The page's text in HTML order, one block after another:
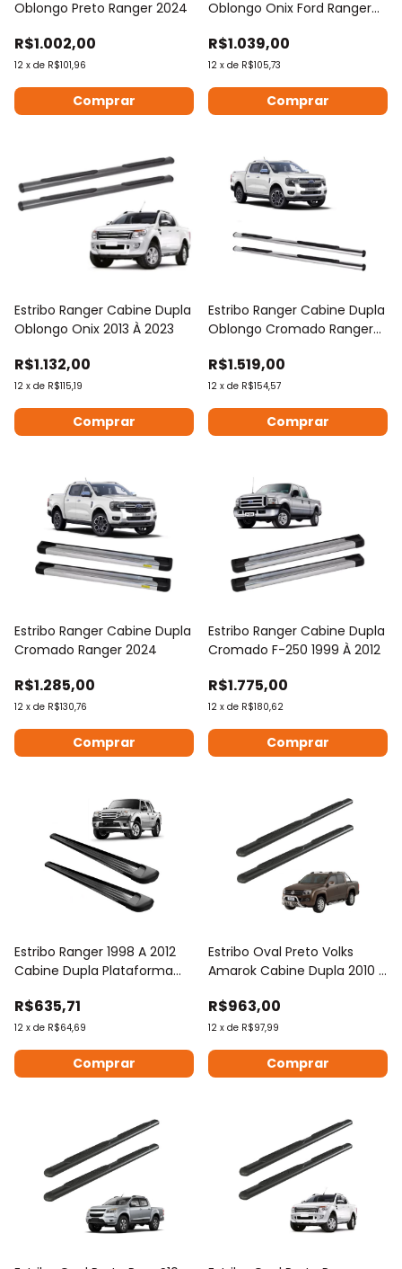
Oblongo Preto Ranger 2024
R$1.002,00
12 x de R$101,96
Oblongo Onix Ford Ranger
R$1.039,00
12 x de R$105,73
Estribo Ranger Cabine Dupla
Oblongo Onix 2013 À 2023
R$1.132,00
12 x de R$115,19
Estribo Ranger Cabine Dupla
Oblongo Cromado Ranger
R$1.519,00
12 x de R$154,57
Estribo Ranger Cabine Dupla
Cromado Ranger 2024
R$1.285,00
12 x de R$130,76
Estribo Ranger Cabine Dupla
Cromado F-250 1999 À 2012
R$1.775,00
12 x de R$180,62
Estribo Ranger 1998 A 2012
Cabine Dupla Plataforma
R$635,71
12 x de R$64,69
Estribo Oval Preto Volks
Amarok Cabine Dupla 2010 À
R$963,00
12 x de R$97,99